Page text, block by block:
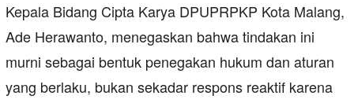
Kepala Bidang Cipta Karya DPUPRPKP Kota Malang,
Ade Herawanto, menegaskan bahwa tindakan ini
murni sebagai bentuk penegakan hukum dan aturan
yang berlaku, bukan sekadar respons reaktif karena